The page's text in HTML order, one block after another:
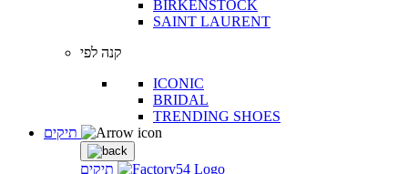
BIRKENSTOCK
SAINT LAURENT
קנה לפי
ICONIC
BRIDAL
TRENDING SHOES
תיקים